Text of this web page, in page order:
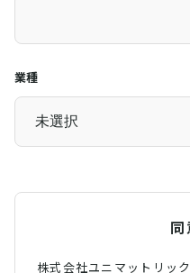
業種
同
株式会社ユニマットリッ